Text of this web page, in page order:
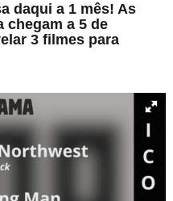
daqui a 1 mês! As
chegam a 5 de
3 filmes para